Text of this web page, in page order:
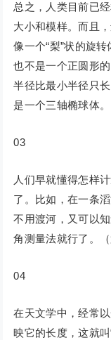
总之，人类目前已
大小和模样。而且
像一个“梨”状的旋
也不是一个正圆形
半径比最小半径只
是一个三轴椭球体。
03
人们早就懂得怎样
了。比如，在一条
不用渡河，又可以
角测量法就行了。（
04
在天文学中，经常
映它的长度，这就